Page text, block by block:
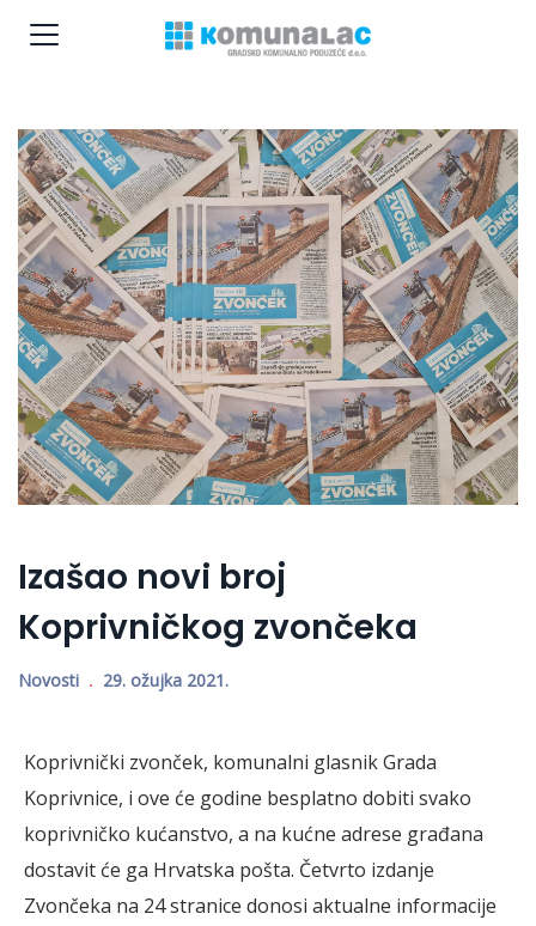
Izašao novi broj
Koprivničkog zvončeka
Novosti 29. ožujka 2021.
Koprivnički zvonček, komunalni glasnik Grada
Koprivnice, i ove će godine besplatno dobiti svako
koprivničko kućanstvo, a na kućne adrese građana
dostavit će ga Hrvatska pošta. Četvrto izdanje
Zvončeka na 24 stranice donosi aktualne informacije